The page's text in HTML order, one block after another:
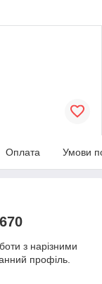
Оплата Умови
з нарізними
профіль.